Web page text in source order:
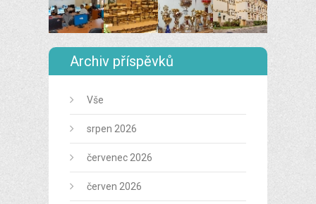
Archiv příspěvků
Vše
srpen 2026
červenec 2026
červen 2026